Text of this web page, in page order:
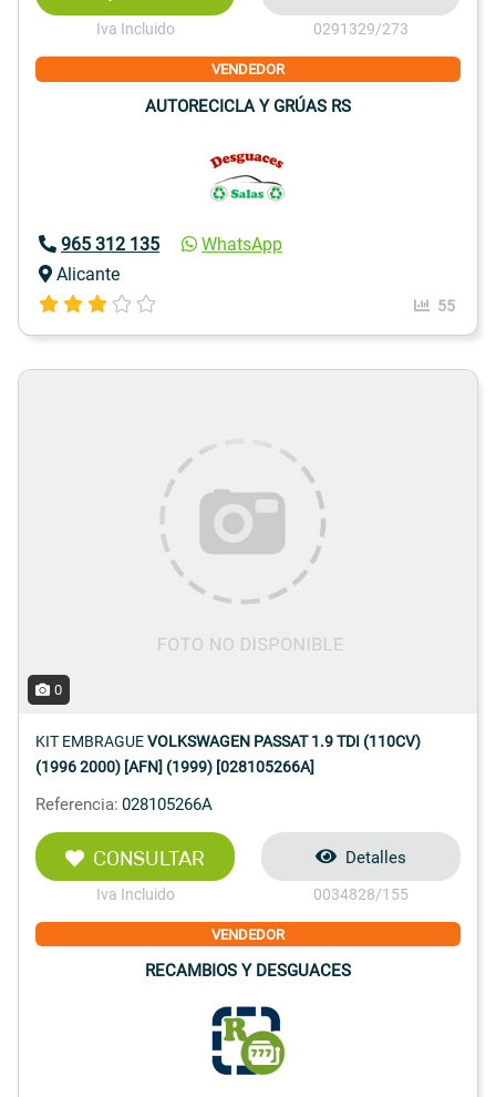
Iva Incluido 0291329/273
VENDEDOR
AUTORECICLA Y GRÚAS RS
965 312 135
WhatsApp
Alicante
55
0
KIT EMBRAGUEVOLKSWAGEN PASSAT 1.9 TDI (110CV)
(1996 2000) [AFN] (1999) [028105266A]
Referencia: 028105266A
CONSULTAR
Iva Incluido
Detalles
0034828/155
VENDEDOR
RECAMBIOS Y DESGUACES